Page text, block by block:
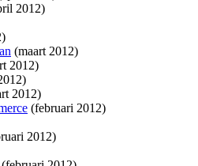
2012)
(maart 2012)
2012)
2012)
(februari 2012)
2012)